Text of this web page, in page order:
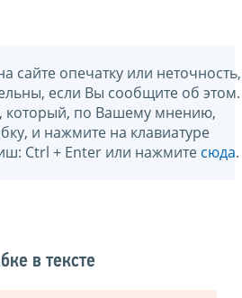
сайте опечатку или неточность,
если Вы сообщите об этом.
который, по Вашему мнению,
и нажмите на клавиатуре
Ctrl + Enter или нажмите сюда.
в тексте